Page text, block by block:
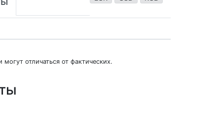
отличаться от фактических.